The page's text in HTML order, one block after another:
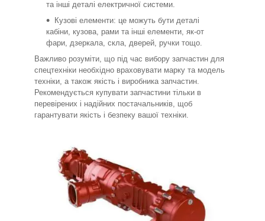
та інші деталі електричної системи.
Кузові елементи: це можуть бути деталі
кабіни, кузова, рами та інші елементи, як-от
фари, дзеркала, скла, дверей, ручки тощо.
Важливо розуміти, що під час вибору запчастин для
спецтехніки необхідно враховувати марку та модель
техніки, а також якість і виробника запчастин.
Рекомендується купувати запчастини тільки в
перевірених і надійних постачальників, щоб
гарантувати якість і безпеку вашої техніки.